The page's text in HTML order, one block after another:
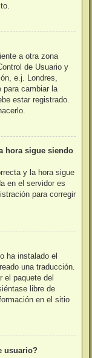
a otra zona
de Usuario y
e.j. Londres,
para cambiar la
estar registrado.
hora sigue siendo
y la hora sigue
en el servidor es
para corregir
ha instalado el
una traducción.
el paquete del
libre de
en el sitio
usuario?